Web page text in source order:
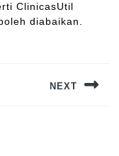
ClinicasUtil
diabaikan.
NEXT